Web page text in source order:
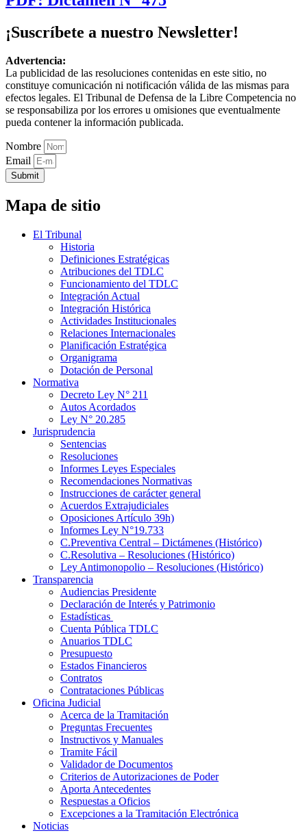
¡Suscríbete a nuestro Newsletter!
Advertencia:
La publicidad de las resoluciones contenidas en este sitio, no
constituye comunicación ni notificación válida de las mismas para
efectos legales. El Tribunal de Defensa de la Libre Competencia no
se responsabiliza por los errores u omisiones que eventualmente
pueda contener la información publicada.
Nombre
Email
Submit
Mapa de sitio
El Tribunal
Historia
Definiciones Estratégicas
Atribuciones del TDLC
Funcionamiento del TDLC
Integración Actual
Integración Histórica
Actividades Institucionales
Relaciones Internacionales
Planificación Estratégica
Organigrama
Dotación de Personal
Normativa
Decreto Ley N° 211
Autos Acordados
Ley N° 20.285
Jurisprudencia
Sentencias
Resoluciones
Informes Leyes Especiales
Recomendaciones Normativas
Instrucciones de carácter general
Acuerdos Extrajudiciales
Oposiciones Artículo 39h)
Informes Ley N°19.733
C.Preventiva Central – Dictámenes (Histórico)
C.Resolutiva – Resoluciones (Histórico)
Ley Antimonopolio – Resoluciones (Histórico)
Transparencia
Audiencias Presidente
Declaración de Interés y Patrimonio
Estadísticas
Cuenta Pública TDLC
Anuarios TDLC
Presupuesto
Estados Financieros
Contratos
Contrataciones Públicas
Oficina Judicial
Acerca de la Tramitación
Preguntas Frecuentes
Instructivos y Manuales
Tramite Fácil
Validador de Documentos
Criterios de Autorizaciones de Poder
Aporta Antecedentes
Respuestas a Oficios
Excepciones a la Tramitación Electrónica
Noticias